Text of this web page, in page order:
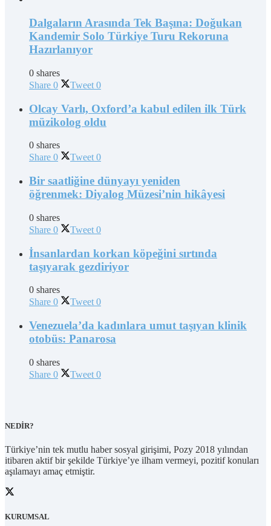
Dalgaların Arasında Tek Başına: Doğukan
Kandemir Solo Türkiye Turu Rekoruna
Hazırlanıyor
0 shares
Share 0 Tweet 0
Olcay Varlı, Oxford’a kabul edilen ilk Türk
müzikolog oldu
0 shares
Share 0 Tweet 0
Bir saatliğine dünyayı yeniden
öğrenmek: Diyalog Müzesi’nin hikâyesi
0 shares
Share 0 Tweet 0
İnsanlardan korkan köpeğini sırtında
taşıyarak gezdiriyor
0 shares
Share 0 Tweet 0
Venezuela’da kadınlara umut taşıyan klinik
otobüs: Panarosa
0 shares
Share 0 Tweet 0
NEDİR?
Türkiye’nin tek mutlu haber sosyal girişimi, Pozy 2018 yılından
itibaren aktif bir şekilde Türkiye’ye ilham vermeyi, pozitif konuları
aşılamayı amaç etmiştir.
KURUMSAL